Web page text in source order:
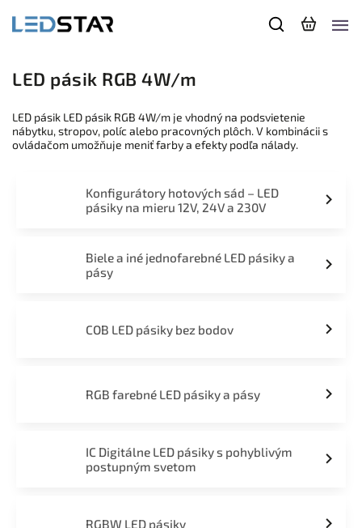
LED pásik RGB 4W/m
LED pásik LED pásik RGB 4W/m je vhodný na podsvietenie
nábytku, stropov, políc alebo pracovných plôch. V kombinácii s
ovládačom umožňuje meniť farby a efekty podľa nálady.
Konfigurátory hotových sád – LED
pásiky na mieru 12V, 24V a 230V
Biele a iné jednofarebné LED pásiky a
pásy
COB LED pásiky bez bodov
RGB farebné LED pásiky a pásy
IC Digitálne LED pásiky s pohyblivým
postupným svetom
RGBW LED pásiky